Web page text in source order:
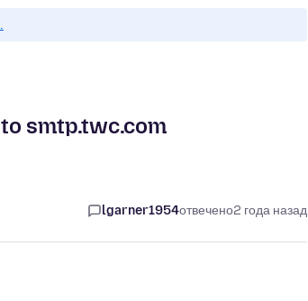
smtp.twc.com
lgarner1954отвечено2 года назад